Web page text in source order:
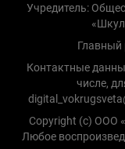
Учредитель:
Главный
Контактные
числе,
Copyright (с) ООО
Любое